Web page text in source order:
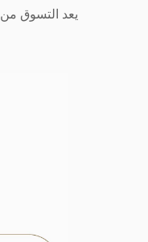
يعد التسوق من